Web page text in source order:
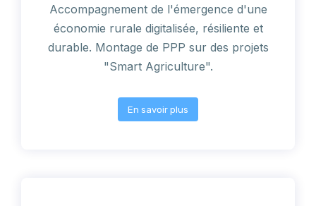
Accompagnement de l'émergence d'une
économie rurale digitalisée, résiliente et
durable. Montage de PPP sur des projets
"Smart Agriculture".
En savoir plus